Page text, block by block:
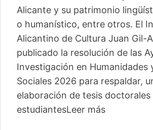
con un taller de percusión de
La segunda edición del ciclo
del Instituto Alicantino de
Albert llegará este verano a
localidades, con loLeer más
04/06/2026